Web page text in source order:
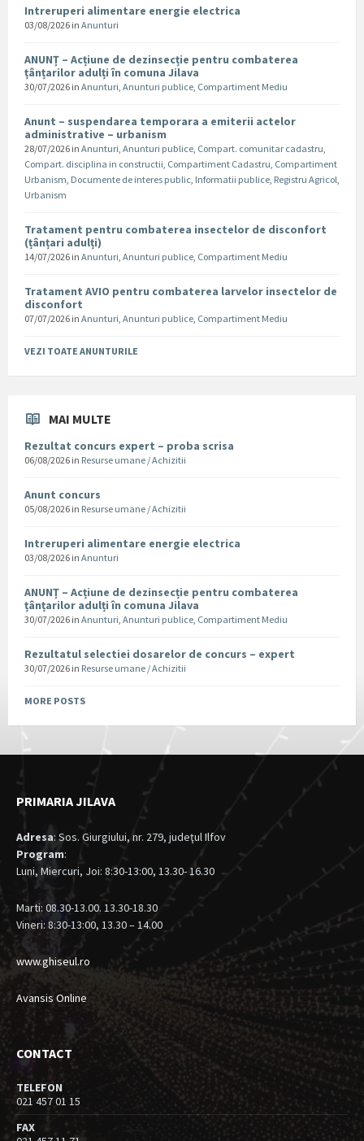
Intreruperi alimentare energie electrica
03/08/2026 in Anunturi
ANUNȚ – Acțiune de dezinsecție pentru combaterea
țânțarilor adulți în comuna Jilava
30/07/2026 in Anunturi, Anunturi publice, Compartiment Mediu
Anunt – suspendarea temporara a emiterii actelor
administrative – urbanism
28/07/2026 in Anunturi, Anunturi publice, Compart. comunitar cadastru,
Compart. disciplina in constructii, Compartiment Cadastru, Compartiment
Urbanism, Documente de interes public, Informatii publice, Registru Agricol,
Urbanism
Tratament pentru combaterea insectelor de disconfort
(țânțari adulți)
14/07/2026 in Anunturi, Anunturi publice, Compartiment Mediu
Tratament AVIO pentru combaterea larvelor insectelor de
disconfort
07/07/2026 in Anunturi, Anunturi publice, Compartiment Mediu
VEZI TOATE ANUNTURILE
MAI MULTE
Rezultat concurs expert – proba scrisa
06/08/2026 in Resurse umane / Achizitii
Anunt concurs
05/08/2026 in Resurse umane / Achizitii
Intreruperi alimentare energie electrica
03/08/2026 in Anunturi
ANUNȚ – Acțiune de dezinsecție pentru combaterea
țânțarilor adulți în comuna Jilava
30/07/2026 in Anunturi, Anunturi publice, Compartiment Mediu
Rezultatul selectiei dosarelor de concurs – expert
30/07/2026 in Resurse umane / Achizitii
MORE POSTS
PRIMARIA JILAVA
Adresa: Sos. Giurgiului, nr. 279, judeţul Ilfov
Program:
Luni, Miercuri, Joi: 8:30-13:00, 13.30- 16.30
Marti: 08.30-13.00. 13.30-18.30
Vineri: 8:30-13:00, 13.30 – 14.00
www.ghiseul.ro
Avansis Online
CONTACT
TELEFON
021 457 01 15
FAX